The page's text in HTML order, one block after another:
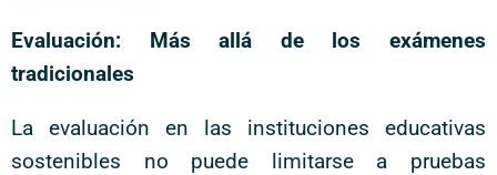
Evaluación: Más allá de los exámenes
tradicionales
La evaluación en las instituciones educativas
sostenibles no puede limitarse a pruebas